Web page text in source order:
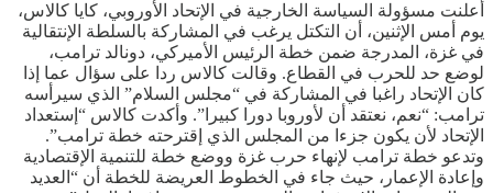
أعلنت مسؤولة السياسة الخارجية في الإتحاد الأوروبي، كايا كالاس،
يوم أمس الإثنين، أن التكتل يرغب في المشاركة بالسلطة الإنتقالية
في غزة، المدرجة ضمن خطة الرئيس الأميركي، دونالد ترامب،
لوضع حد للحرب في القطاع. وقالت كالاس ردا على سؤال عما إذا
كان الإتحاد راغبا في المشاركة في “مجلس السلام” الذي سيرأسه
ترامب: “نعم، نعتقد أن لأوروبا دورا كبيرا”. وأكدت كالاس “إستعداد
الإتحاد لأن يكون جزءا من المجلس الذي إقترحته خطة ترامب”.
وتدعو خطة ترامب لإنهاء حرب غزة ووضع خطة للتنمية الإقتصادية
وإعادة الإعمار، حيث جاء في الخطوط العريضة للخطة أن “العديد